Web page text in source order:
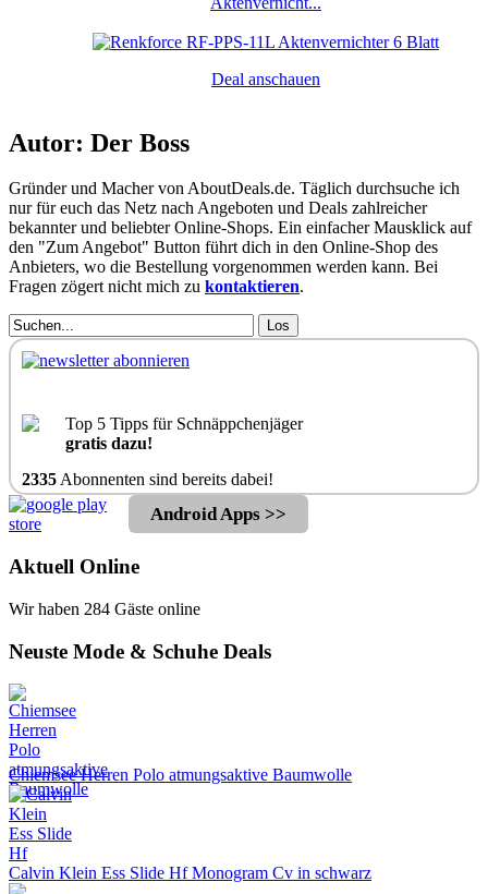
Deal anschauen
Autor: Der Boss
Gründer und Macher von AboutDeals.de. Täglich durchsuche ich
nur für euch das Netz nach Angeboten und Deals zahlreicher
bekannter und beliebter Online-Shops. Ein einfacher Mausklick auf
den "Zum Angebot" Button führt dich in den Online-Shop des
Anbieters, wo die Bestellung vorgenommen werden kann. Bei
Fragen zögert nicht mich zu kontaktieren.
Los
Top 5 Tipps für Schnäppchenjäger
gratis dazu!
2335Abonnenten sind bereits dabei!
Android Apps >>
Aktuell Online
Wir haben 284 Gäste online
Neuste Mode & Schuhe Deals
Chiemsee Herren Polo atmungsaktive Baumwolle
Calvin Klein Ess Slide Hf Monogram Cv in schwarz